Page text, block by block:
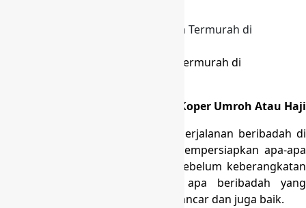
Produksi Tas Koper Umroh Harga Termurah di
Referensi Produk Pabrik Tas dan Koper Umroh Atau Haji
Bagi orang yang akan menjalani perjalanan beribadah di
tanah suci, pasti mereka perlu mempersiapkan apa-apa
yang perlu untuk di penuhi saat sebelum keberangkatan
ke tanah suci dijalankan dan apa beribadah yang
dikerjakan bisa dilakukan dengan lancar dan juga baik.